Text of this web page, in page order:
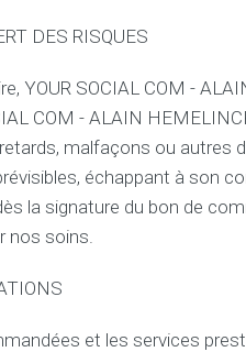
DES RISQUES
YOUR SOCIAL COM -
COM - ALAIN
malfaçons ou autres
échappant à son
la signature du bon de
nos soins.
et les services